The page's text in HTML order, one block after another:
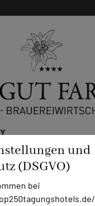
und
(DSGVO)
bei
im Allgäu